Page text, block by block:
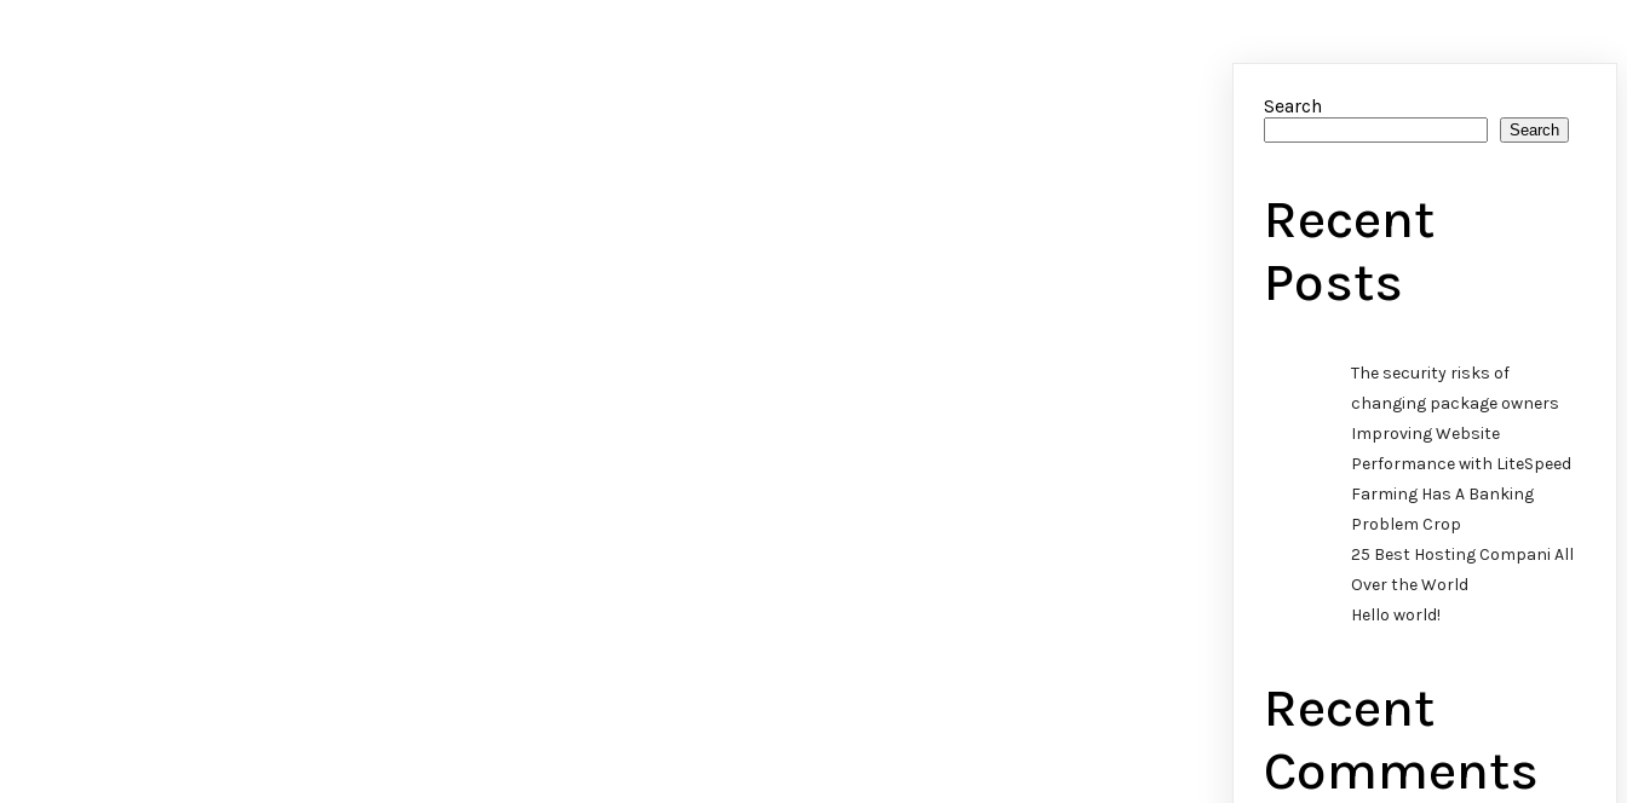
Search
Search
Recent
Posts
The security risks of
changing package owners
Improving Website
Performance with LiteSpeed
Farming Has A Banking
Problem Crop
25 Best Hosting Compani All
Over the World
Hello world!
Recent
Comments